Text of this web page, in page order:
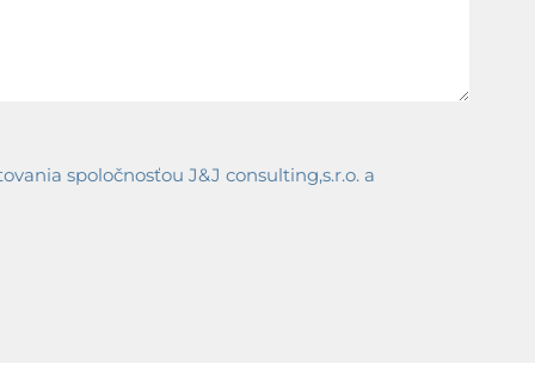
spoločnosťou J&J consulting,s.r.o. a